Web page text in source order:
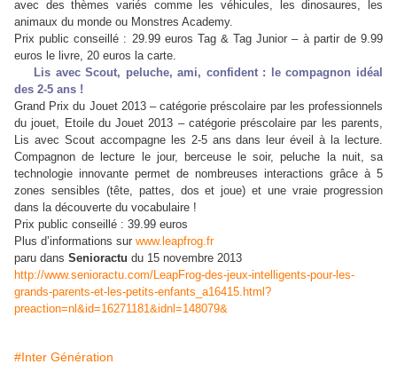
avec des thèmes variés comme les véhicules, les dinosaures, les
animaux du monde ou Monstres Academy.
Prix public conseillé : 29.99 euros Tag & Tag Junior – à partir de 9.99
euros le livre, 20 euros la carte.
Lis avec Scout, peluche, ami, confident : le compagnon idéal
des 2-5 ans !
Grand Prix du Jouet 2013 – catégorie préscolaire par les professionnels
du jouet, Etoile du Jouet 2013 – catégorie préscolaire par les parents,
Lis avec Scout accompagne les 2-5 ans dans leur éveil à la lecture.
Compagnon de lecture le jour, berceuse le soir, peluche la nuit, sa
technologie innovante permet de nombreuses interactions grâce à 5
zones sensibles (tête, pattes, dos et joue) et une vraie progression
dans la découverte du vocabulaire !
Prix public conseillé : 39.99 euros
Plus d’informations sur www.leapfrog.fr
paru dans Senioractu du 15 novembre 2013
http://www.senioractu.com/LeapFrog-des-jeux-intelligents-pour-les-
grands-parents-et-les-petits-enfants_a16415.html?
preaction=nl&id=16271181&idnl=148079&
#Inter Génération